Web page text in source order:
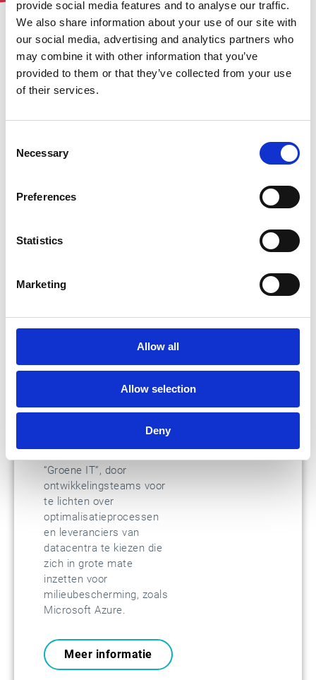
provide social media features and to analyse our traffic.
We also share information about your use of our site with
our social media, advertising and analytics partners who
may combine it with other information that you’ve
provided to them or that they’ve collected from your use
of their services.
Selection
Necessary
Preferences
Statistics
Marketing
Allow all
Allow selection
Deny
Werken aan een duurzaam
bedrijfsecosysteem
Onze milieu-impact
Esker wil zijn milieu-
verminderen en berekent
daarom proactief zijn
koolstofvoetafdruk. Sinds
respectievelijk ons
hoofdkantoor in Lyon
volgens ISO14001:2015
“Groene IT”, door
ontwikkelingsteams voor
te lichten over
optimalisatieprocessen
en leveranciers van
datacentra te kiezen die
zich in grote mate
inzetten voor
milieubescherming, zoals
Microsoft Azure.
Meer informatie